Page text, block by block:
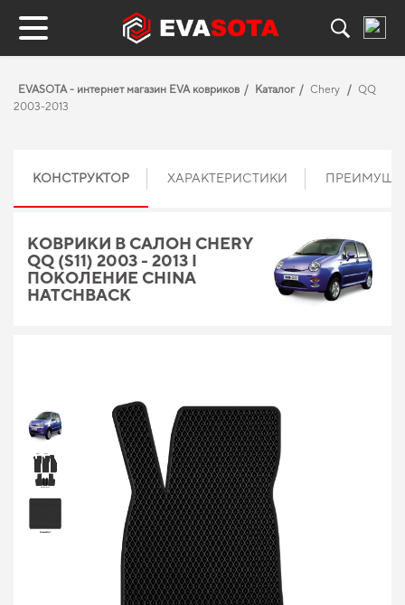
EVASOTA - интернет магазин EVA ковриков Каталог Chery
QQ
2003-2013
КОНСТРУКТОР ХАРАКТЕРИСТИКИ
КОВРИКИ В САЛОН CHERY
QQ (S11) 2003 - 2013 I
ПОКОЛЕНИЕ CHINA
HATCHBACK